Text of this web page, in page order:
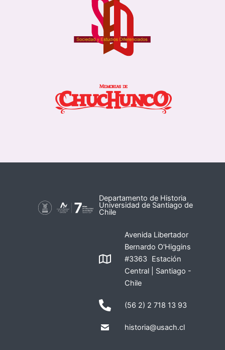
Departamento de Historia
Universidad de Santiago de
Chile
Avenida Libertador
Bernardo O'Higgins
#3363 Estación
Central | Santiago -
Chile
(56 2) 2 718 13 93
historia@usach.cl